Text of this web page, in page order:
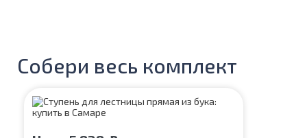
Собери весь комплект